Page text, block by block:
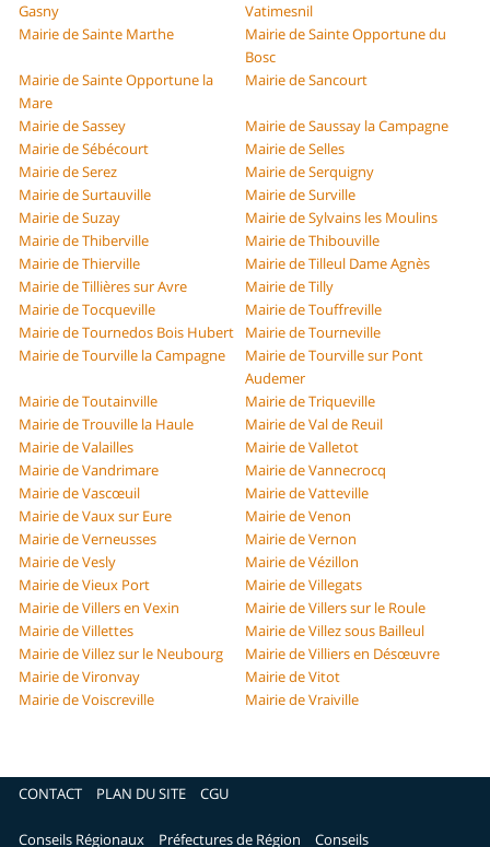
Gasny
Vatimesnil
Mairie de Sainte Marthe
Mairie de Sainte Opportune du
Bosc
Mairie de Sainte Opportune la
Mare
Mairie de Sancourt
Mairie de Sassey
Mairie de Saussay la Campagne
Mairie de Sébécourt
Mairie de Selles
Mairie de Serez
Mairie de Serquigny
Mairie de Surtauville
Mairie de Surville
Mairie de Suzay
Mairie de Sylvains les Moulins
Mairie de Thiberville
Mairie de Thibouville
Mairie de Thierville
Mairie de Tilleul Dame Agnès
Mairie de Tillières sur Avre
Mairie de Tilly
Mairie de Tocqueville
Mairie de Touffreville
Mairie de Tournedos Bois Hubert
Mairie de Tourneville
Mairie de Tourville la Campagne
Mairie de Tourville sur Pont
Audemer
Mairie de Toutainville
Mairie de Triqueville
Mairie de Trouville la Haule
Mairie de Val de Reuil
Mairie de Valailles
Mairie de Valletot
Mairie de Vandrimare
Mairie de Vannecrocq
Mairie de Vascœuil
Mairie de Vatteville
Mairie de Vaux sur Eure
Mairie de Venon
Mairie de Verneusses
Mairie de Vernon
Mairie de Vesly
Mairie de Vézillon
Mairie de Vieux Port
Mairie de Villegats
Mairie de Villers en Vexin
Mairie de Villers sur le Roule
Mairie de Villettes
Mairie de Villez sous Bailleul
Mairie de Villez sur le Neubourg
Mairie de Villiers en Désœuvre
Mairie de Vironvay
Mairie de Vitot
Mairie de Voiscreville
Mairie de Vraiville
CONTACT PLAN DU SITE CGU
Conseils Régionaux Préfectures de Région Conseils